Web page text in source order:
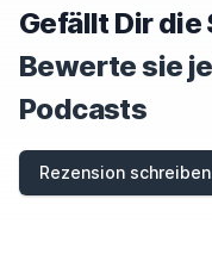
E
T
H
I
S
F
E
Gefällt Dir die
Bewerte sie
Podcasts
Rezension schreiben